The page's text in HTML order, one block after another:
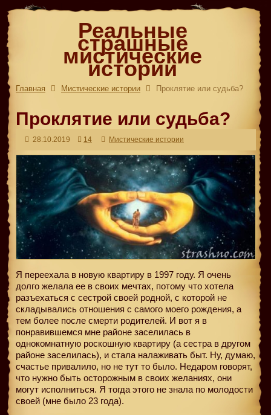
Реальные
страшные
мистические
истории
Главная Мистические истории Проклятие или судьба?
Проклятие или судьба?
28.10.2019 14 Мистические истории
Я переехала в новую квартиру в 1997 году. Я очень
долго желала ее в своих мечтах, потому что хотела
разъехаться с сестрой своей родной, с которой не
складывались отношения с самого моего рождения, а
тем более после смерти родителей. И вот я в
понравившемся мне районе заселилась в
однокомнатную роскошную квартиру (а сестра в другом
районе заселилась), и стала налаживать быт. Ну, думаю,
счастье привалило, но не тут то было. Недаром говорят,
что нужно быть осторожным в своих желаниях, они
могут исполниться. Я тогда этого не знала по молодости
своей (мне было 23 года).